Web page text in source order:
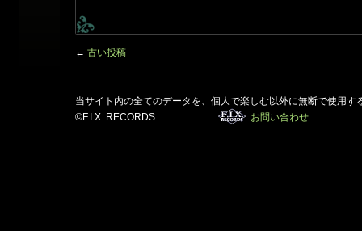
← 古い投稿
当サイト内の全てのデータを、個人で楽しむ以外に無断で使用す
©F.I.X. RECORDS
お問い合わせ